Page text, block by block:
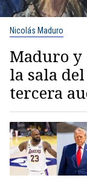
Nicolás Maduro
Maduro y
la sala
tercera